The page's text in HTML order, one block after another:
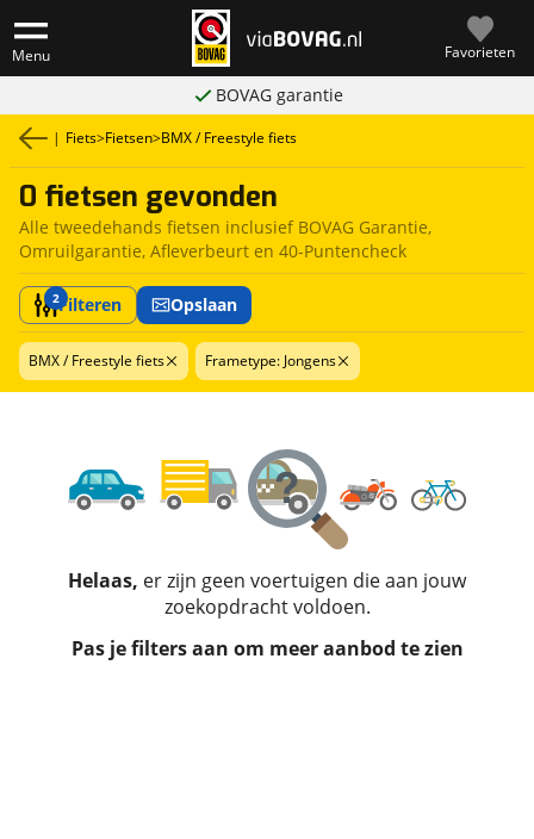
Menu Favorieten
BOVAG garantie
| Fiets>Fietsen>BMX / Freestyle fiets
0 fietsen gevonden
Alle tweedehands fietsen inclusief BOVAG Garantie,
Omruilgarantie, Afleverbeurt en 40-Puntencheck
2Filteren Opslaan
BMX / Freestyle fiets Frametype: Jongens
Helaas, er zijn geen voertuigen die aan jouw
zoekopdracht voldoen.
Pas je filters aan om meer aanbod te zien